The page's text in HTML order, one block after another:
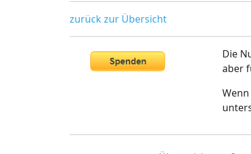
zurück zur Übersicht
Die
aber